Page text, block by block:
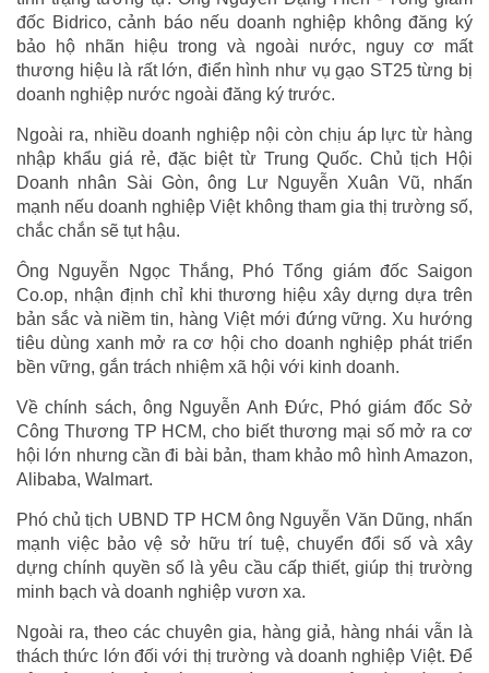
đốc Bidrico, cảnh báo nếu doanh nghiệp không đăng ký
bảo hộ nhãn hiệu trong và ngoài nước, nguy cơ mất
thương hiệu là rất lớn, điển hình như vụ gạo ST25 từng bị
doanh nghiệp nước ngoài đăng ký trước.
Ngoài ra, nhiều doanh nghiệp nội còn chịu áp lực từ hàng
nhập khẩu giá rẻ, đặc biệt từ Trung Quốc. Chủ tịch Hội
Doanh nhân Sài Gòn, ông Lư Nguyễn Xuân Vũ, nhấn
mạnh nếu doanh nghiệp Việt không tham gia thị trường số,
chắc chắn sẽ tụt hậu.
Ông Nguyễn Ngọc Thắng, Phó Tổng giám đốc Saigon
Co.op, nhận định chỉ khi thương hiệu xây dựng dựa trên
bản sắc và niềm tin, hàng Việt mới đứng vững. Xu hướng
tiêu dùng xanh mở ra cơ hội cho doanh nghiệp phát triển
bền vững, gắn trách nhiệm xã hội với kinh doanh.
Về chính sách, ông Nguyễn Anh Đức, Phó giám đốc Sở
Công Thương TP HCM, cho biết thương mại số mở ra cơ
hội lớn nhưng cần đi bài bản, tham khảo mô hình Amazon,
Alibaba, Walmart.
Phó chủ tịch UBND TP HCM ông Nguyễn Văn Dũng, nhấn
mạnh việc bảo vệ sở hữu trí tuệ, chuyển đổi số và xây
dựng chính quyền số là yêu cầu cấp thiết, giúp thị trường
minh bạch và doanh nghiệp vươn xa.
Ngoài ra, theo các chuyên gia, hàng giả, hàng nhái vẫn là
thách thức lớn đối với thị trường và doanh nghiệp Việt. Để